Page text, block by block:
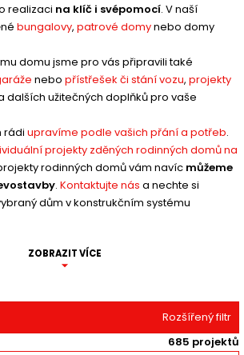
realizaci na klíč i svépomocí. V naší
bungalovy, patrové domynebo domy
domu jsme pro vás připravili také
nebo přístřešek či stání vozu, projekty
dalších užitečných doplňků pro vaše
rádi upravíme podle vašich přání a potřeb.
projekty zděných rodinných domů na
rodinných domů vám navíc můžeme
. Kontaktujte nás a nechte si
dům v konstrukčním systému
ZOBRAZIT VÍCE
Rozšířený filtr
685 projektů